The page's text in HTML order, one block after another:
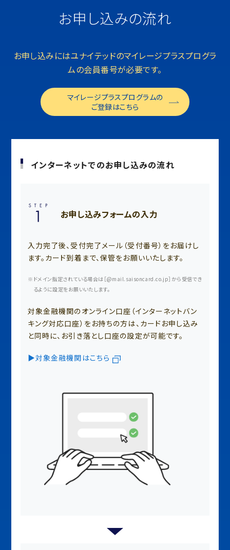
お申し込みの流れ
お申し込みにはユナイテッドのマイレージプラスプログラ
ムの会員番号が必要です。
マイレージプラスプログラムの
ご登録はこちら
インターネットでのお申し込みの流れ
お申し込みフォームの入力
入力完了後、受付完了メール（受付番号）をお届けし
ます。カード到着まで、保管をお願いいたします。
ドメイン指定されている場合は［@mail.saisoncard.co.jp］から受信でき
るように設定をお願いいたします。
対象金融機関のオンライン口座（インターネットバン
キング対応口座）をお持ちの方は、カードお申し込み
と同時に、お引き落とし口座の設定が可能です。
▶対象金融機関はこちら